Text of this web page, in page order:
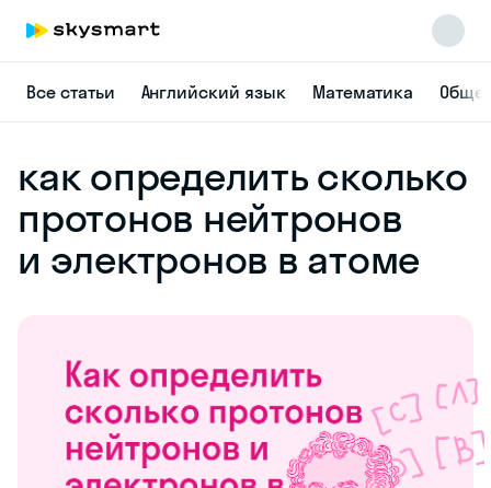
Все статьи Английский язык Математика
как определить сколько
протонов нейтронов
и электронов в атоме